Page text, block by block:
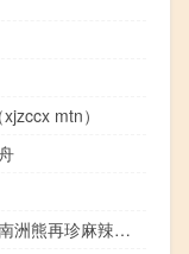
mtn）
湖南南县麻辣肉（南县南洲熊再珍麻辣肉店）